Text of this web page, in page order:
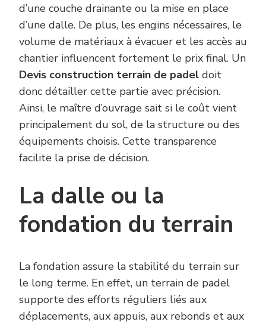
d’une couche drainante ou la mise en place
d’une dalle. De plus, les engins nécessaires, le
volume de matériaux à évacuer et les accès au
chantier influencent fortement le prix final. Un
Devis construction terrain de padel doit
donc détailler cette partie avec précision.
Ainsi, le maître d’ouvrage sait si le coût vient
principalement du sol, de la structure ou des
équipements choisis. Cette transparence
facilite la prise de décision.
La dalle ou la
fondation du terrain
La fondation assure la stabilité du terrain sur
le long terme. En effet, un terrain de padel
supporte des efforts réguliers liés aux
déplacements, aux appuis, aux rebonds et aux